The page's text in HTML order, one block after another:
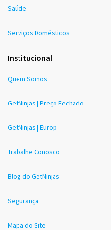
Saúde
Serviços Domésticos
Institucional
Quem Somos
GetNinjas | Preço Fechado
GetNinjas | Europ
Trabalhe Conosco
Blog do GetNinjas
Segurança
Mapa do Site